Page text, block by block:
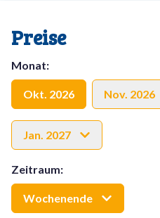
Dreisitzer-Sofa, einen Sessel,
Im ersten Stock befinden sich
mit einem Doppelbett
verfügen über einen großen
Badewanne, eine begehbare
gibt auch Treppengitter, so
Kindern gefahrloser ist.
Preise
Monat:
Okt. 2026 Nov. 2026
Jan. 2027
Zeitraum:
Wochenende